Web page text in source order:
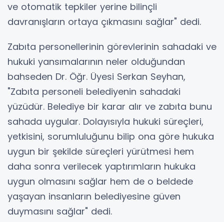
ve otomatik tepkiler yerine bilinçli
davranışların ortaya çıkmasını sağlar" dedi.
Zabıta personellerinin görevlerinin sahadaki ve
hukuki yansımalarının neler olduğundan
bahseden Dr. Öğr. Üyesi Serkan Seyhan,
"Zabıta personeli belediyenin sahadaki
yüzüdür. Belediye bir karar alır ve zabıta bunu
sahada uygular. Dolayısıyla hukuki süreçleri,
yetkisini, sorumluluğunu bilip ona göre hukuka
uygun bir şekilde süreçleri yürütmesi hem
daha sonra verilecek yaptırımların hukuka
uygun olmasını sağlar hem de o beldede
yaşayan insanların belediyesine güven
duymasını sağlar" dedi.